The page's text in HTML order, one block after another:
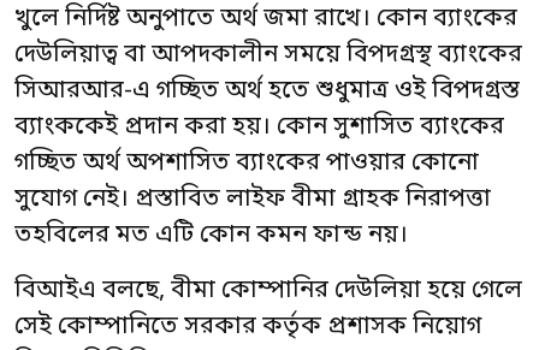
খুলে নির্দিষ্ট অনুপাতে অর্থ জমা রাখে। কোন ব্যাংকের
দেউলিয়াত্ব বা আপদকালীন সময়ে বিপদগ্রস্থ ব্যাংকের
সিআরআর-এ গচ্ছিত অর্থ হতে শুধুমাত্র ওই বিপদগ্রস্ত
ব্যাংককেই প্রদান করা হয়। কোন সুশাসিত ব্যাংকের
গচ্ছিত অর্থ অপশাসিত ব্যাংকের পাওয়ার কোনো
সুযোগ নেই। প্রস্তাবিত লাইফ বীমা গ্রাহক নিরাপত্তা
তহবিলের মত এটি কোন কমন ফান্ড নয়।
বিআইএ বলছে, বীমা কোম্পানির দেউলিয়া হয়ে গেলে
সেই কোম্পানিতে সরকার কর্তৃক প্রশাসক নিয়োগ